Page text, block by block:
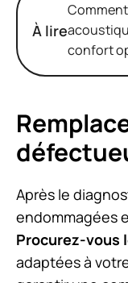
À lire
confort
Après le
endommagées
Procurez-vous
adaptées à